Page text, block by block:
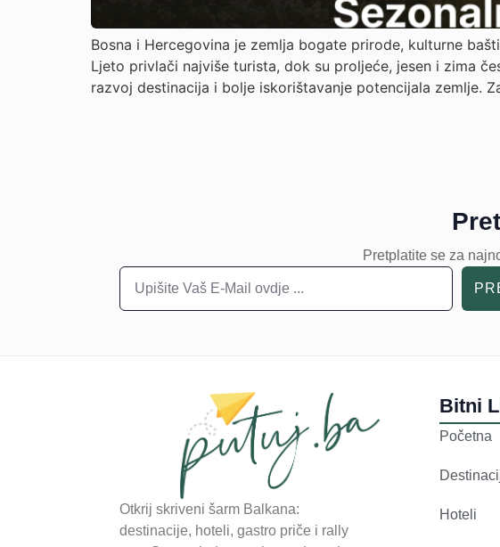
Bosna i Hercegovina je zemlja bogate prirode, kulturne
Ljeto privlači najviše turista, dok su proljeće, jesen i zima
razvoj destinacija i bolje iskorištavanje potencijala zemlje.
Pretplatite se za
Otkrij skriveni šarm Balkana:
destinacije, hoteli, gastro priče i rally
Bitni
Početna
Hoteli